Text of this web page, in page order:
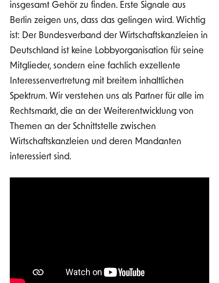
insgesamt Gehör zu finden. Erste Signale aus
Berlin zeigen uns, dass das gelingen wird. Wichtig
ist: Der Bundesverband der Wirtschaftskanzleien in
Deutschland ist keine Lobbyorganisation für seine
Mitglieder, sondern eine fachlich exzellente
Interessenvertretung mit breitem inhaltlichen
Spektrum. Wir verstehen uns als Partner für alle im
Rechtsmarkt, die an der Weiterentwicklung von
Themen an der Schnittstelle zwischen
Wirtschaftskanzleien und deren Mandanten
interessiert sind.